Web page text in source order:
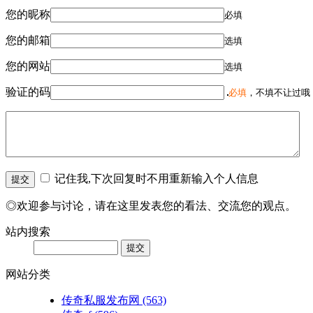
您的昵称 必填
您的邮箱 选填
您的网站 选填
验证的码 必填 ，不填不让过
记住我,下次回复时不用重新输入个人信息
◎欢迎参与讨论，请在这里发表您的看法、交流您的观点。
站内搜索
网站分类
传奇私服发布网 (563)